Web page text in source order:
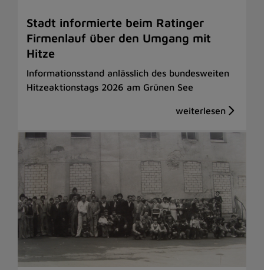
Stadt informierte beim Ratinger
Firmenlauf über den Umgang mit
Hitze
Informationsstand anlässlich des bundesweiten
Hitzeaktionstags 2026 am Grünen See